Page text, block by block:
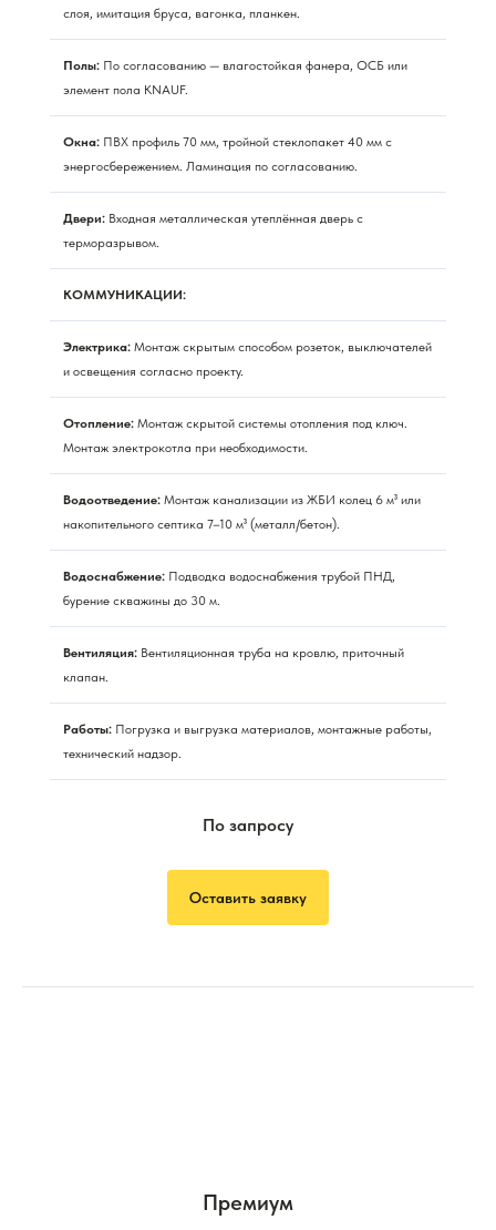
слоя, имитация бруса, вагонка, планкен.
Полы: По согласованию — влагостойкая фанера, ОСБ или
элемент пола KNAUF.
Окна: ПВХ профиль 70 мм, тройной стеклопакет 40 мм с
энергосбережением. Ламинация по согласованию.
Двери: Входная металлическая утеплённая дверь с
терморазрывом.
КОММУНИКАЦИИ:
Электрика: Монтаж скрытым способом розеток, выключателей
и освещения согласно проекту.
Отопление: Монтаж скрытой системы отопления под ключ.
Монтаж электрокотла при необходимости.
Водоотведение: Монтаж канализации из ЖБИ колец 6 м³ или
накопительного септика 7–10 м³ (металл/бетон).
Водоснабжение: Подводка водоснабжения трубой ПНД,
бурение скважины до 30 м.
Вентиляция: Вентиляционная труба на кровлю, приточный
клапан.
Работы: Погрузка и выгрузка материалов, монтажные работы,
технический надзор.
По запросу
Оставить заявку
Премиум